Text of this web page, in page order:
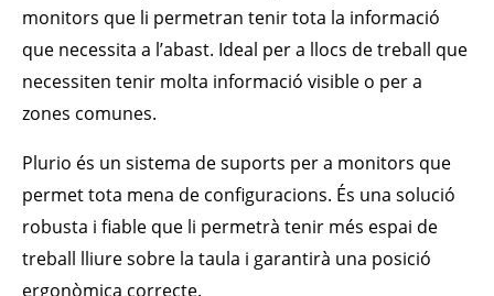
monitors que li permetran tenir tota la informació
que necessita a l’abast. Ideal per a llocs de treball que
necessiten tenir molta informació visible o per a
zones comunes.
Plurio és un sistema de suports per a monitors que
permet tota mena de configuracions. És una solució
robusta i fiable que li permetrà tenir més espai de
treball lliure sobre la taula i garantirà una posició
ergonòmica correcte.